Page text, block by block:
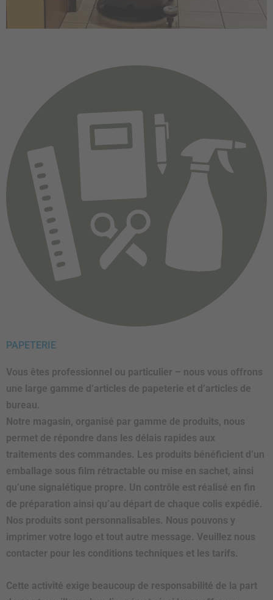
PAPETERIE
Vous êtes professionnel ou particulier – nous vous offrons
une large gamme d’articles de papeterie et d’articles de
bureau.
Notre magasin, organisé par gamme de produits, nous
permet de répondre dans les délais rapides aux
traitements des commandes. Les produits bénéficient d’un
emballage sous film rétractable ou mise en sachet, ainsi
qu’une signalétique propre. Un contrôle est réalisé en fin
de préparation ainsi qu’au départ de chaque colis expédié.
Nos produits sont personnalisables. Nous pouvons y
imprimer votre logo et tout autre message. Veuillez nous
contacter pour les conditions techniques et les tarifs.
Cette activité exige beaucoup de responsabilité de la part